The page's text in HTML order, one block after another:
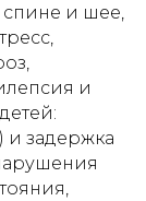
и шее,
и
и задержка